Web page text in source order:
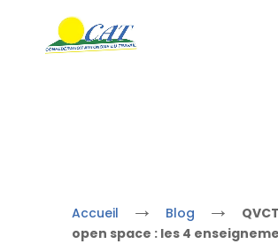
Accueil → Blog →
open space : les 4